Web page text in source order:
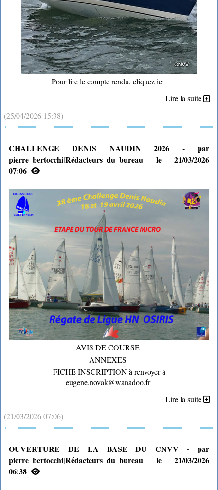
Pour lire le compte rendu, cliquez ici
Lire la suite
(25/04/2026 15:38)
CHALLENGE DENIS NAUDIN 2026 - par
pierre_bertocchi|Rédacteurs_du_bureau le 21/03/2026
07:06
AVIS DE COURSE
ANNEXES
FICHE INSCRIPTION à renvoyer à
eugene.novak@wanadoo.fr
Lire la suite
(21/03/2026 07:06)
OUVERTURE DE LA BASE DU CNVV - par
pierre_bertocchi|Rédacteurs_du_bureau le 21/03/2026
06:38